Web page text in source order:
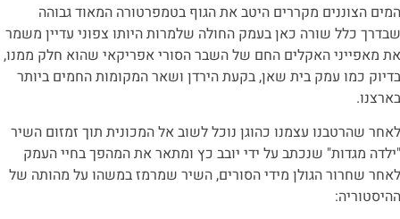
המים הצוננים מקררים היטב את הגוף בטמפרטורה המאוד גבוהה
שבדרך כלל שורה כאן בעמק החולה שלמרות היותו צפוני עדיין משמר
את מאפייני האקלים החם של השבר הסורי אפריקאי שהוא חלק ממנו,
בדיוק כמו עמק בית שאן, בקעת הירדן ושאר המקומות החמים ביותר
בארצנו.
לאחר שהרטבנו עצמנו כהוגן נוכל לשוב אל המכונית תוך זמזום השיר
"ילדה מגדות" שנכתב על ידי יובב כץ ומתאר את המהפך בחיי העמק
לאחר שחרור הגולן מידי הסורים, השיר שמרמז במשהו על מהותה של
ההיסטוריה: